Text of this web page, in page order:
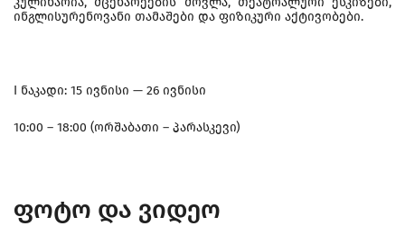
ინგლისურენოვანი თამაშები და ფიზიკური აქტივობები.
I ნაკადი: 15 ივნისი — 26 ივნისი
10:00 – 18:00 (ორშაბათი – პარასკევი)
ფოტო და ვიდეო